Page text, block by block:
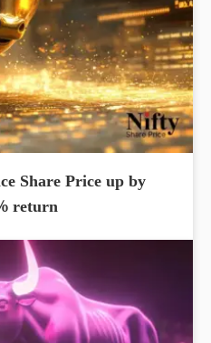
Share Price up by
return